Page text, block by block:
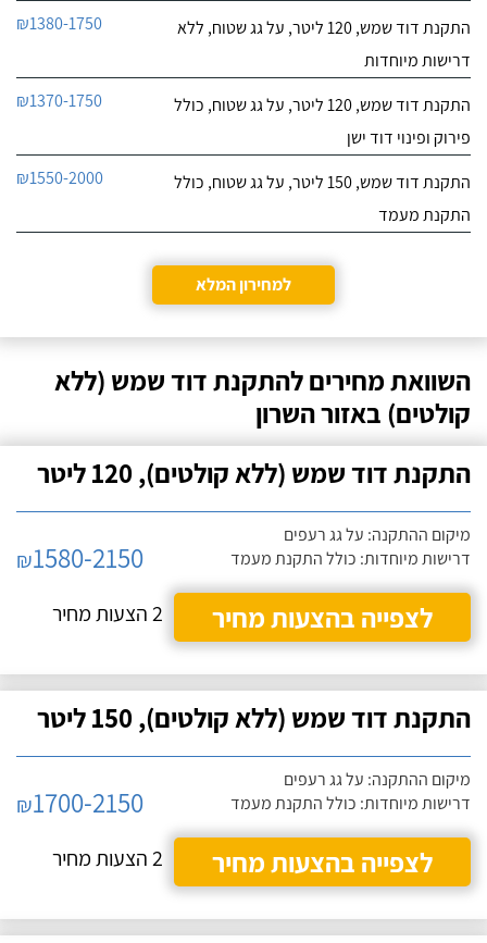
התקנת דוד שמש, 120 ליטר, על גג שטוח, ללא
דרישות מיוחדות
₪1380-1750
התקנת דוד שמש, 120 ליטר, על גג שטוח, כולל
פירוק ופינוי דוד ישן
₪1370-1750
התקנת דוד שמש, 150 ליטר, על גג שטוח, כולל
התקנת מעמד
₪1550-2000
למחירון המלא
השוואת מחירים להתקנת דוד שמש (ללא
קולטים) באזור השרון
התקנת דוד שמש (ללא קולטים), 120 ליטר
מיקום ההתקנה: על גג רעפים
דרישות מיוחדות: כולל התקנת מעמד
₪1580-2150
לצפייה בהצעות מחיר
2 הצעות מחיר
התקנת דוד שמש (ללא קולטים), 150 ליטר
מיקום ההתקנה: על גג רעפים
דרישות מיוחדות: כולל התקנת מעמד
₪1700-2150
לצפייה בהצעות מחיר
2 הצעות מחיר